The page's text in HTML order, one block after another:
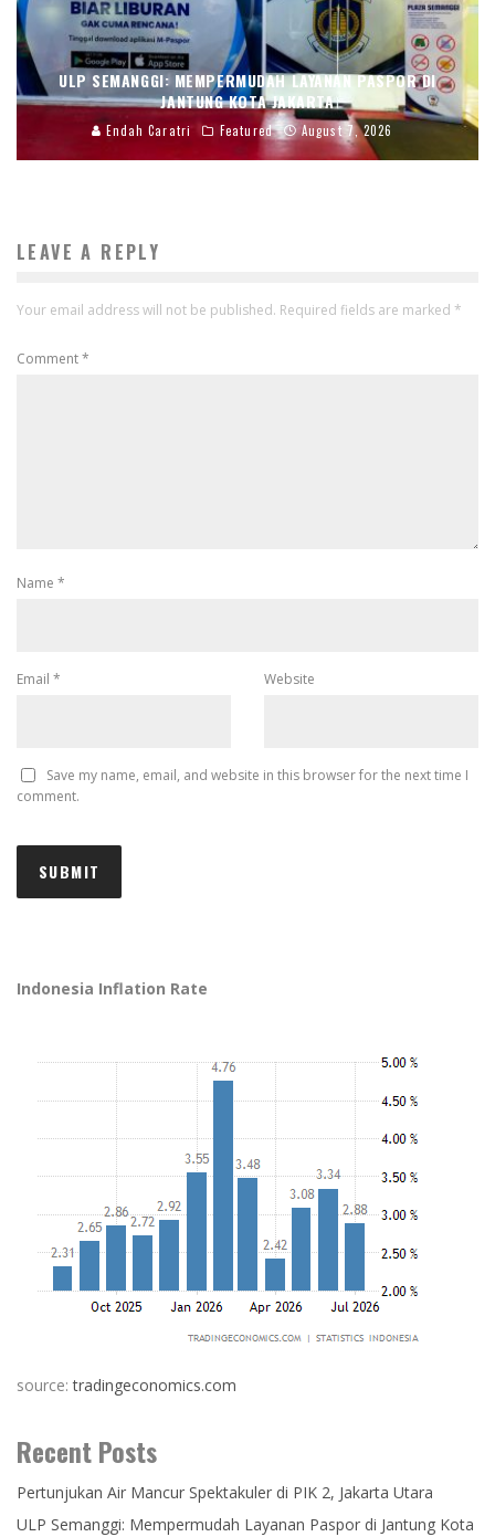
ULP SEMANGGI: MEMPERMUDAH LAYANAN PASPOR DI
JANTUNG KOTA JAKARTA
Endah Caratri Featured August 7, 2026
LEAVE A REPLY
Your email address will not be published. Required fields are marked *
Comment*
Name *
Email * Website
Save my name, email, and website in this browser for the next time I
comment.
Indonesia Inflation Rate
source:tradingeconomics.com
Recent Posts
Pertunjukan Air Mancur Spektakuler di PIK 2, Jakarta Utara
ULP Semanggi: Mempermudah Layanan Paspor di Jantung Kota